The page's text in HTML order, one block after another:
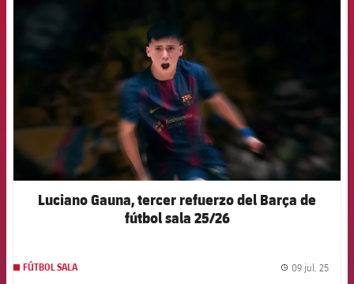
Luciano Gauna, tercer refuerzo del Barça de
fútbol sala 25/26
FÚTBOL SALA 09 jul. 25